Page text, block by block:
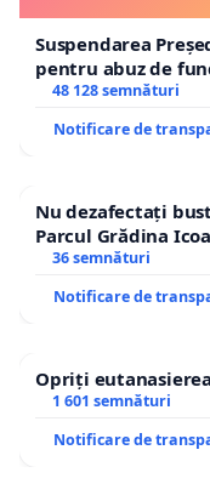
Suspendarea
pentru abuz de
48 128 semnături
Notificare de
Nu dezafectați
Parcul Grădina
36 semnături
Notificare de
Opriți
1 601 semnături
Notificare de